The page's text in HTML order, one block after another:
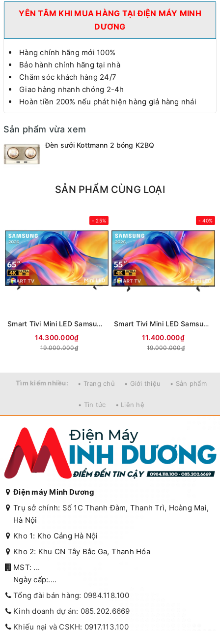
YÊN TÂM KHI MUA HÀNG TẠI ĐIỆN MÁY MINH
DƯƠNG
Hàng chính hãng mới 100%
Bảo hành chính hãng tại nhà
Chăm sóc khách hàng 24/7
Giao hàng nhanh chóng 2-4h
Hoàn tiền 200% nếu phát hiện hàng giả hàng nhái
Sản phẩm vừa xem
Đèn sưởi Kottmann 2 bóng K2BQ
SẢN PHẨM CÙNG LOẠI
- 25%
Smart Tivi Mini LED Samsung AI 4K 65 inch UA65M77HA (Mới 2026)
14.300.000₫
19.000.000₫
- 40%
Smart Tivi Mini LED Samsung AI 4K 55 inch UA55M77HA (Mới 2026)
11.400.000₫
19.000.000₫
Tìm kiếm nhiều: • Trang chủ • Giới thiệu • Sản phẩm
• Tin tức • Liên hệ
Điện máy Minh Dương
Trụ sở chính: Số 1C Thanh Đàm, Thanh Trì, Hoàng Mai,
Hà Nội
Kho 1: Kho Cảng Hà Nội
Kho 2: Khu CN Tây Bắc Ga, Thanh Hóa
MST: ...
Ngày cấp:....
Tổng đài bán hàng: 0984.118.100
Kinh doanh dự án: 085.202.6669
Khiếu nại và CSKH: 0917.113.100